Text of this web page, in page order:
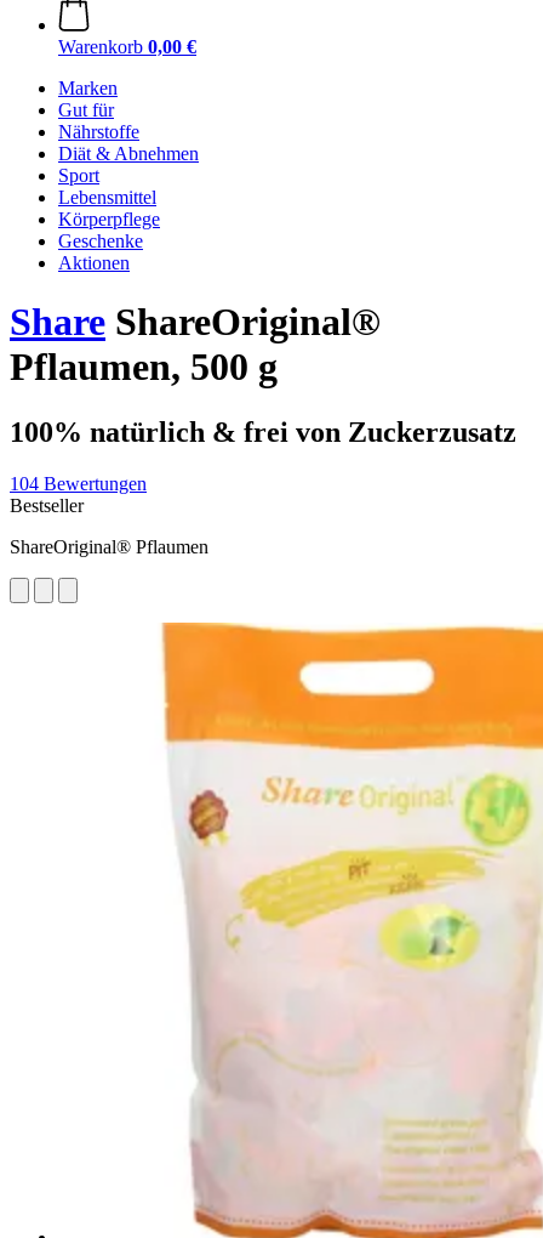
Warenkorb 0,00 €
Marken
Gut für
Nährstoffe
Diät & Abnehmen
Sport
Lebensmittel
Körperpflege
Geschenke
Aktionen
Share ShareOriginal®
Pflaumen, 500 g
100% natürlich & frei von Zuckerzusatz
104 Bewertungen
Bestseller
ShareOriginal® Pflaumen